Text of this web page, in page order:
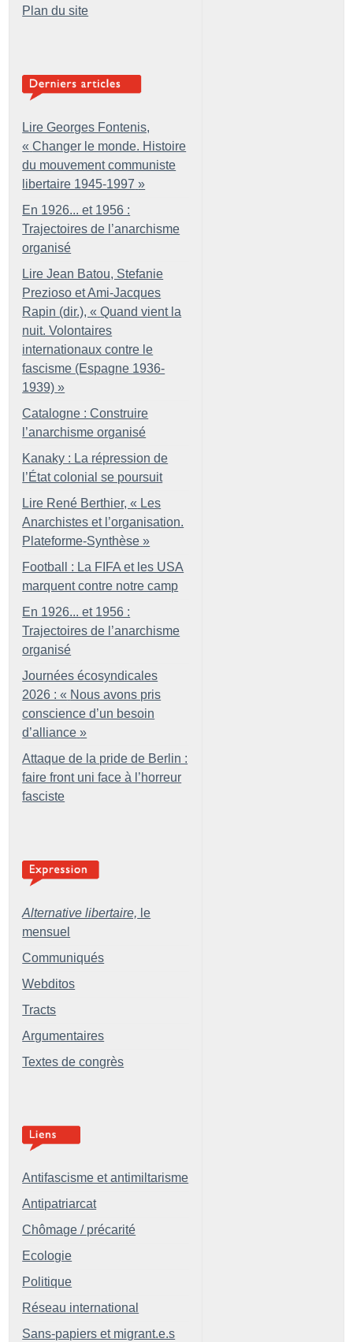
Plan du site
Lire Georges Fontenis,
« Changer le monde. Histoire
du mouvement communiste
libertaire 1945-1997 »
En 1926... et 1956 :
Trajectoires de l’anarchisme
organisé
Lire Jean Batou, Stefanie
Prezioso et Ami-Jacques
Rapin (dir.), « Quand vient la
nuit. Volontaires
internationaux contre le
fascisme (Espagne 1936-
1939) »
Catalogne : Construire
l’anarchisme organisé
Kanaky : La répression de
l’État colonial se poursuit
Lire René Berthier, « Les
Anarchistes et l’organisation.
Plateforme-Synthèse »
Football : La FIFA et les USA
marquent contre notre camp
En 1926... et 1956 :
Trajectoires de l’anarchisme
organisé
Journées écosyndicales
2026 : « Nous avons pris
conscience d’un besoin
d’alliance »
Attaque de la pride de Berlin :
faire front uni face à l’horreur
fasciste
Alternative libertaire, le
mensuel
Communiqués
Webditos
Tracts
Argumentaires
Textes de congrès
Antifascisme et antimiltarisme
Antipatriarcat
Chômage / précarité
Ecologie
Politique
Réseau international
Sans-papiers et migrant.e.s